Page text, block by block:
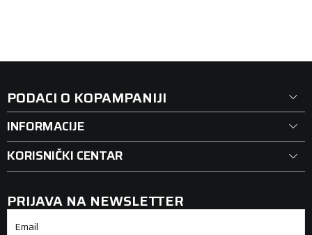
PODACI O KOPAMPANIJI
INFORMACIJE
KORISNIČKI CENTAR
PRIJAVA NA NEWSLETTER
Email